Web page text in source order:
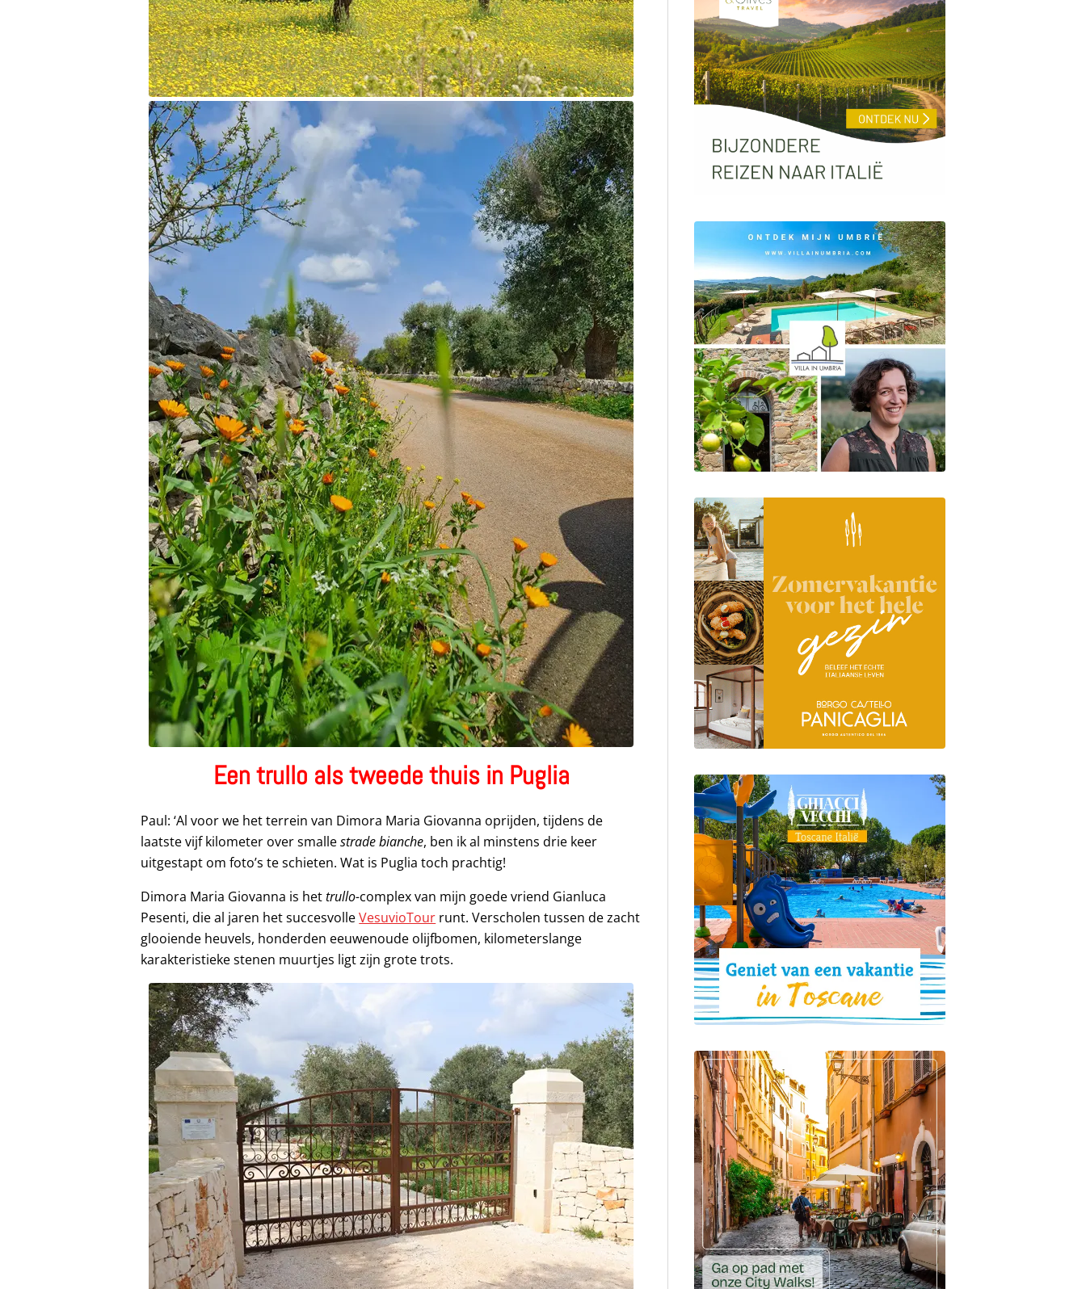
Een trullo als tweede thuis in Puglia
Paul: ‘Al voor we het terrein van Dimora Maria Giovanna oprijden, tijdens de
laatste vijf kilometer over smallestrade bianche, ben ik al minstens drie keer
uitgestapt om foto’s te schieten. Wat is Puglia toch prachtig!
Dimora Maria Giovanna is hettrullo-complex van mijn goede vriend Gianluca
Pesenti, die al jaren het succesvolleVesuvioTour runt. Verscholen tussen de zacht
glooiende heuvels, honderden eeuwenoude olijfbomen, kilometerslange
karakteristieke stenen muurtjes ligt zijn grote trots.